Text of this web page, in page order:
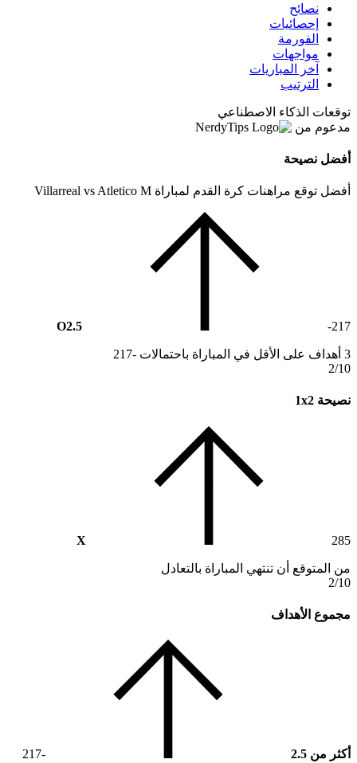
نصائح
إحصائيات
الفورمة
مواجهات
آخر المباريات
الترتيب
توقعات الذكاء الاصطناعي
مدعوم من
أفضل نصيحة
أفضل توقع مراهنات كرة القدم لمباراة Villarreal vs Atletico M
O2.5 -217
3 أهداف على الأقل في المباراة باحتمالات -217
2/10
نصيحة 1x2
X 285
من المتوقع أن تنتهي المباراة بالتعادل
2/10
مجموع الأهداف
أكثر من 2.5 -217